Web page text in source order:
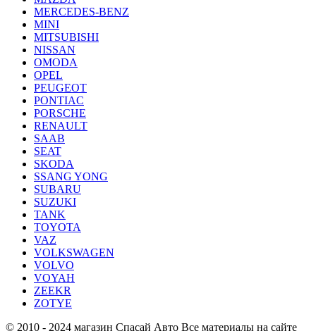
MERCEDES-BENZ
MINI
MITSUBISHI
NISSAN
OMODA
OPEL
PEUGEOT
PONTIAC
PORSCHE
RENAULT
SAAB
SEAT
SKODA
SSANG YONG
SUBARU
SUZUKI
TANK
TOYOTA
VAZ
VOLKSWAGEN
VOLVO
VOYAH
ZEEKR
ZOTYE
© 2010 - 2024 магазин Спасай Авто Все материалы на сайте